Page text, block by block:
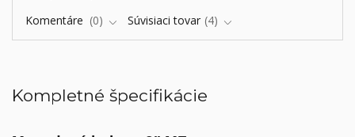
Komentáre
0 Súvisiaci tovar 4
Kompletné špecifikácie